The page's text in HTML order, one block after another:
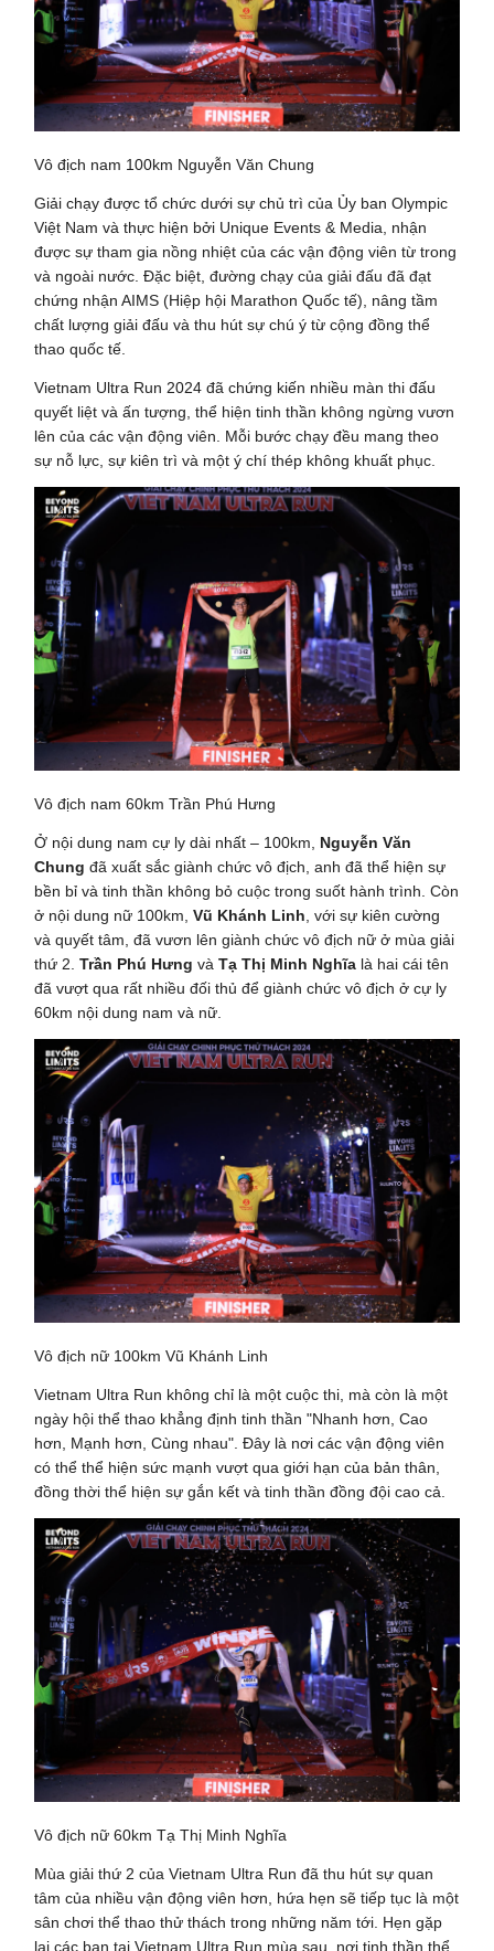
Vô địch nam 100km Nguyễn Văn Chung
Giải chạy được tổ chức dưới sự chủ trì của Ủy ban Olympic
Việt Nam và thực hiện bởi Unique Events & Media, nhận
được sự tham gia nồng nhiệt của các vận động viên từ trong
và ngoài nước. Đặc biệt, đường chạy của giải đấu đã đạt
chứng nhận AIMS (Hiệp hội Marathon Quốc tế), nâng tầm
chất lượng giải đấu và thu hút sự chú ý từ cộng đồng thể
thao quốc tế.
Vietnam Ultra Run 2024 đã chứng kiến nhiều màn thi đấu
quyết liệt và ấn tượng, thể hiện tinh thần không ngừng vươn
lên của các vận động viên. Mỗi bước chạy đều mang theo
sự nỗ lực, sự kiên trì và một ý chí thép không khuất phục.
Vô địch nam 60km Trần Phú Hưng
Ở nội dung nam cự ly dài nhất – 100km, Nguyễn Văn
Chung đã xuất sắc giành chức vô địch, anh đã thể hiện sự
bền bỉ và tinh thần không bỏ cuộc trong suốt hành trình. Còn
ở nội dung nữ 100km,Vũ Khánh Linh , với sự kiên cường
và quyết tâm, đã vươn lên giành chức vô địch nữ ở mùa giải
thứ 2.Trần Phú Hưng vàTạ Thị Minh Nghĩa là hai cái tên
đã vượt qua rất nhiều đối thủ để giành chức vô địch ở cự ly
60km nội dung nam và nữ.
Vô địch nữ 100km Vũ Khánh Linh
Vietnam Ultra Run không chỉ là một cuộc thi, mà còn là một
ngày hội thể thao khẳng định tinh thần "Nhanh hơn, Cao
hơn, Mạnh hơn, Cùng nhau". Đây là nơi các vận động viên
có thể thể hiện sức mạnh vượt qua giới hạn của bản thân,
đồng thời thể hiện sự gắn kết và tinh thần đồng đội cao cả.
Vô địch nữ 60km Tạ Thị Minh Nghĩa
Mùa giải thứ 2 của Vietnam Ultra Run đã thu hút sự quan
tâm của nhiều vận động viên hơn, hứa hẹn sẽ tiếp tục là một
sân chơi thể thao thử thách trong những năm tới. Hẹn gặp
lại các bạn tại Vietnam Ultra Run mùa sau, nơi tinh thần thể